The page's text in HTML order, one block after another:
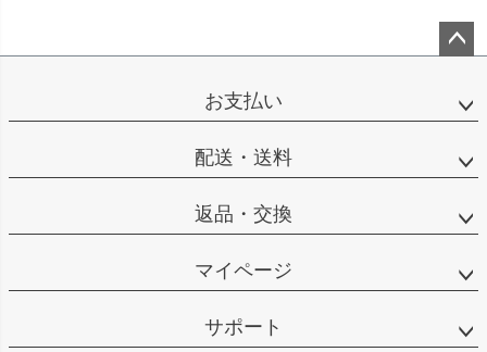
ップ
お支払い
配送・送料
返品・交換
マイページ
サポート